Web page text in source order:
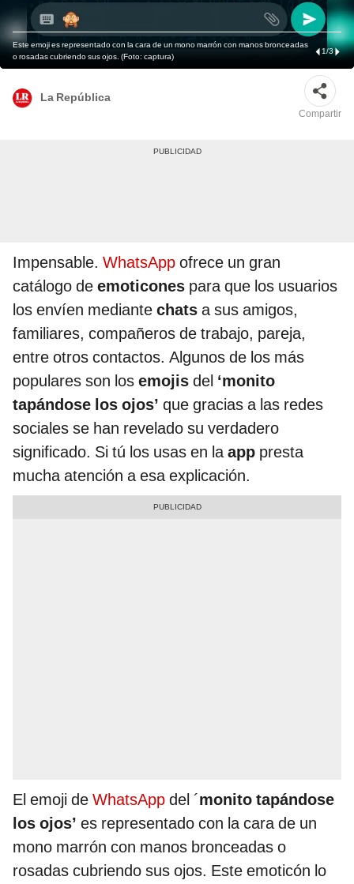
Este emoji es representado con la cara de un mono marrón con manos bronceadas
o rosadas cubriendo sus ojos. (Foto: captura)
1/3
La República
Compartir
Impensable. WhatsApp ofrece un gran
catálogo de emoticones para que los usuarios
los envíen mediante chats a sus amigos,
familiares, compañeros de trabajo, pareja,
entre otros contactos. Algunos de los más
populares son los emojis del ‘monito
tapándose los ojos’ que gracias a las redes
sociales se han revelado su verdadero
significado. Si tú los usas en laapp presta
mucha atención a esa explicación.
El emoji de WhatsApp del ´monito tapándose
los ojos’ es representado con la cara de un
mono marrón con manos bronceadas o
rosadas cubriendo sus ojos. Este emoticón lo